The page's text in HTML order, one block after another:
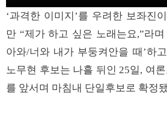
‘과격한 이미지’를 우려한 보좌진
만 “제가 하고 싶은 노래는요,”라
아와/너와 내가 부둥켜안을 때’하
노무현 후보는 나흘 뒤인 25일, 여
를 앞서며 마침내 단일후보로 확정